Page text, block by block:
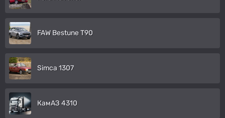
FAW Bestune T90
Simca 1307
КамАЗ 4310